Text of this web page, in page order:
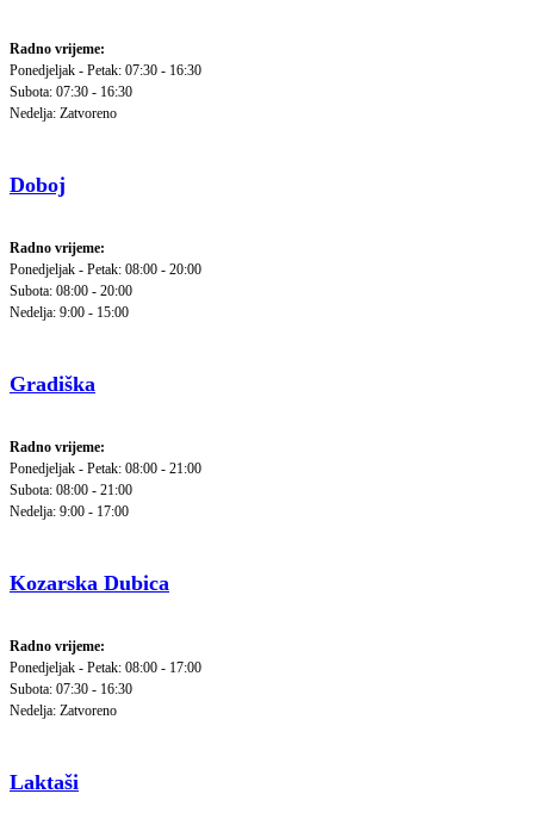
Radno vrijeme:
Ponedjeljak - Petak: 07:30 - 16:30
Subota: 07:30 - 16:30
Nedelja: Zatvoreno
Doboj
Radno vrijeme:
Ponedjeljak - Petak: 08:00 - 20:00
Subota: 08:00 - 20:00
Nedelja: 9:00 - 15:00
Gradiška
Radno vrijeme:
Ponedjeljak - Petak: 08:00 - 21:00
Subota: 08:00 - 21:00
Nedelja: 9:00 - 17:00
Kozarska Dubica
Radno vrijeme:
Ponedjeljak - Petak: 08:00 - 17:00
Subota: 07:30 - 16:30
Nedelja: Zatvoreno
Laktaši